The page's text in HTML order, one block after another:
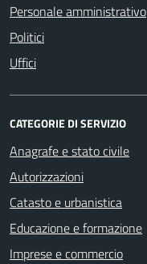
Personale amministrativo
Politici
Uffici
CATEGORIE DI SERVIZIO
Anagrafe e stato civile
Autorizzazioni
Catasto e urbanistica
Educazione e formazione
Imprese e commercio